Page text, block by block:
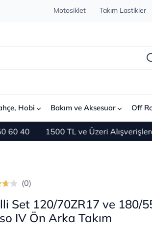
Motosiklet Takım Lastikler
Hobi Bakım ve Aksesuar Off
1500 TL ve Üzeri Alışverişlerde
(0)
Set 120/70ZR17 ve 180/
IV Ön Arka Takım